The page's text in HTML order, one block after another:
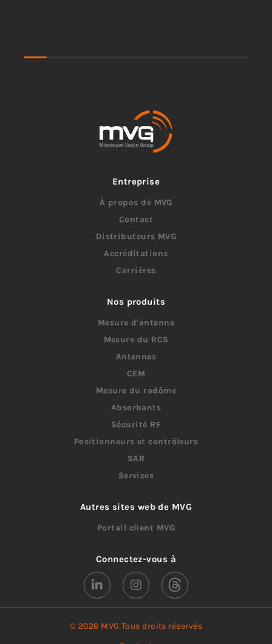
Entreprise
À propos de MVG
Contact
Distributeurs MVG
Accréditations
Carrières
Nos produits
Mesure d'antenne
Mesure du RCS
Antennes
CEM
Mesure du radôme
Absorbants
Sécurité RF
Positionneurs et contrôleurs
SAR
Services
Autres sites web de MVG
Portail client MVG
Connectez-vous à
© 2026 MVG Tous droits réservés